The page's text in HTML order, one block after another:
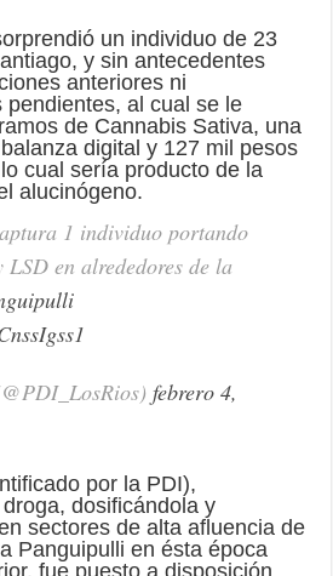
un individuo de 23
y sin antecedentes
anteriores ni
pendientes, al cual se le
de Cannabis Sativa, una
digital y 127 mil pesos
cual sería producto de la
alucinógeno.
1 individuo portando
en alrededores de la
febrero 4,
por la PDI),
dosificándola y
sectores de alta afluencia de
Panguipulli en ésta época
fue puesto a disposición